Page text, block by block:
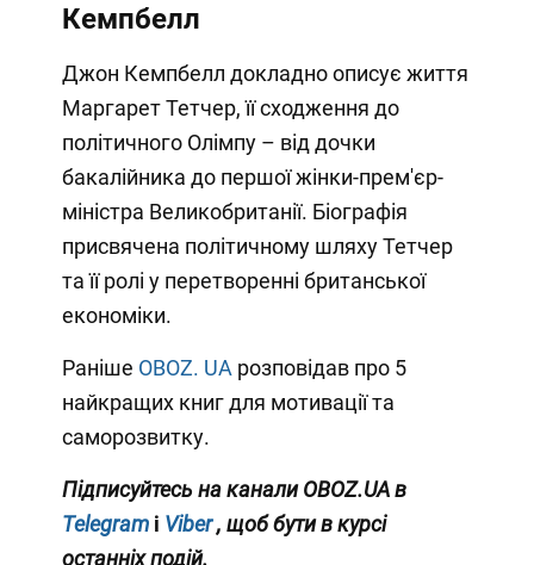
Кемпбелл
Джон Кемпбелл докладно описує життя
Маргарет Тетчер, її сходження до
політичного Олімпу – від дочки
бакалійника до першої жінки-прем'єр-
міністра Великобританії. Біографія
присвячена політичному шляху Тетчер
та її ролі у перетворенні британської
економіки.
Раніше OBOZ. UA розповідав про 5
найкращих книг для мотивації та
саморозвитку.
Підписуйтесь на канали OBOZ.UA в
Telegram і Viber , щоб бути в курсі
останніх подій.